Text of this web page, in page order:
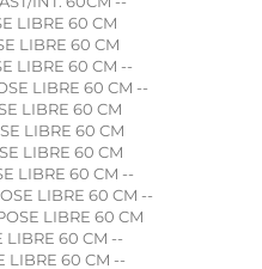
LIBRE 60 CM
LIBRE 60 CM
LIBRE 60 CM --
LIBRE 60 CM --
LIBRE 60 CM
LIBRE 60 CM
LIBRE 60 CM
LIBRE 60 CM --
LIBRE 60 CM --
LIBRE 60 CM
LIBRE 60 CM --
LIBRE 60 CM --